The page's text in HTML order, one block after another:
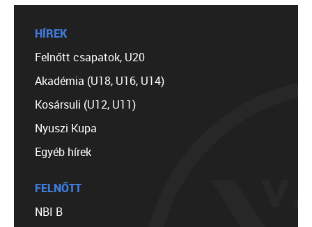
HÍREK
Felnőtt csapatok, U20
Akadémia (U18, U16, U14)
Kosársuli (U12, U11)
Nyuszi Kupa
Egyéb hírek
FELNŐTT
NBI B